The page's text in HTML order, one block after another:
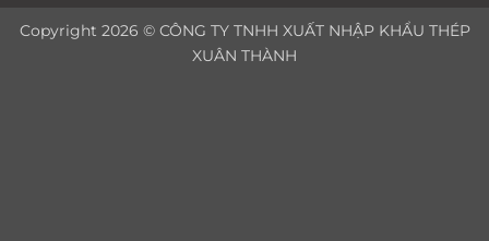
Copyright 2026 © CÔNG TY TNHH XUẤT NHẬP KHẨU THÉP
XUÂN THÀNH